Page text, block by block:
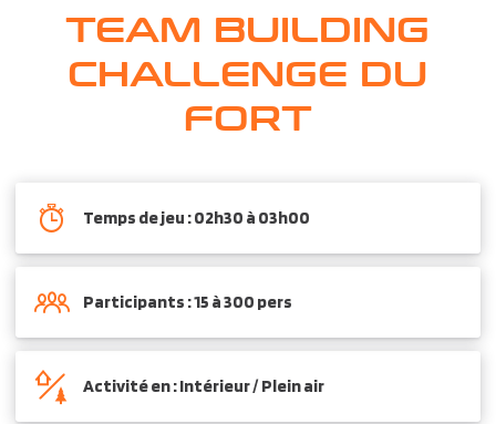
TEAM BUILDING
CHALLENGE DU
FORT
Temps de jeu : 02h30 à 03h00
Participants : 15 à 300 pers
Activité en : Intérieur / Plein air